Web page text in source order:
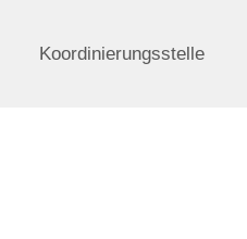
Koordinierungsstelle